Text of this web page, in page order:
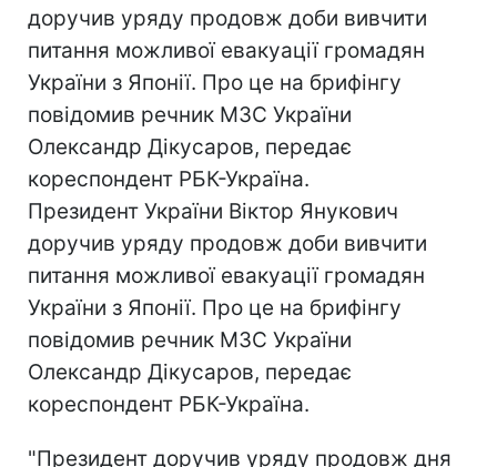
доручив уряду продовж доби вивчити
питання можливої евакуації громадян
України з Японії. Про це на брифінгу
повідомив речник МЗС України
Олександр Дікусаров, передає
кореспондент РБК-Україна.
Президент України Віктор Янукович
доручив уряду продовж доби вивчити
питання можливої евакуації громадян
України з Японії. Про це на брифінгу
повідомив речник МЗС України
Олександр Дікусаров, передає
кореспондент РБК-Україна.
"Президент доручив уряду продовж дня